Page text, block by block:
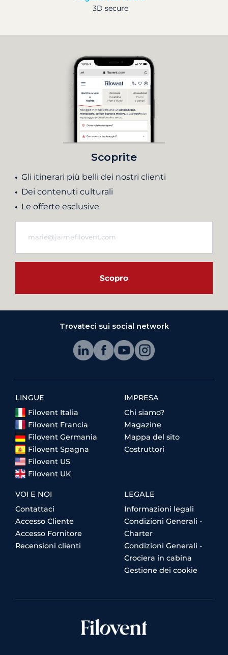
3D secure
Scoprite
Gli itinerari più belli dei nostri clienti
Dei contenuti culturali
Le offerte esclusive
Scopro
Trovateci sui social network
LINGUE
Filovent Italia
Filovent Francia
Filovent Germania
Filovent Spagna
Filovent US
Filovent UK
IMPRESA
Chi siamo?
Magazine
Mappa del sito
Costruttori
VOI E NOI
Contattaci
Accesso Cliente
Accesso Fornitore
Recensioni clienti
LEGALE
Informazioni legali
Condizioni Generali -
Charter
Condizioni Generali -
Crociera in cabina
Gestione dei cookie